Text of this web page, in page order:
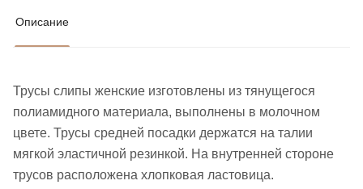
Описание
Трусы слипы женские изготовлены из тянущегося
полиамидного материала, выполнены в молочном
цвете. Трусы средней посадки держатся на талии
мягкой эластичной резинкой. На внутренней стороне
трусов расположена хлопковая ластовица.